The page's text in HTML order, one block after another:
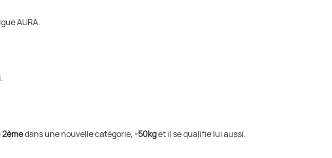
AURA.
2èmedans une nouvelle catégorie, -50kget il se qualifie lui aussi.